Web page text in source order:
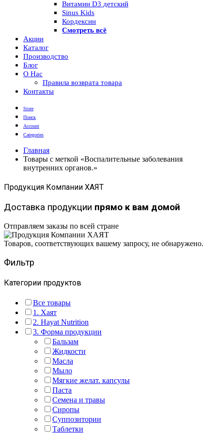
Витамин D3 детский
Sinus Kids
Кордексин
Смотреть всё
Акции
Каталог
Производство
Блог
О Нас
Правила возврата товара
Контакты
Store
Поиск
Account
Categories
Главная
Товары с меткой «Воспалительные заболевания
внутренних органов.»
Продукция Компании ХАЯТ
Доставка продукции прямо к вам домой
Отправляем заказы по всей стране
Товаров, соответствующих вашему запросу, не обнаружено.
Фильтр
Категории продуктов
Все товары
1. Хаят
2. Hayat Nutrition
3. Форма продукции
Бальзам
Жидкости
Масла
Мыло
Мягкие желат. капсулы
Паста
Семена и травы
Сиропы
Суппозитории
Таблетки